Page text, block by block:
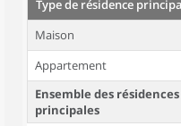
Type de résidence
Maison
Appartement
Ensemble des résidences
principales